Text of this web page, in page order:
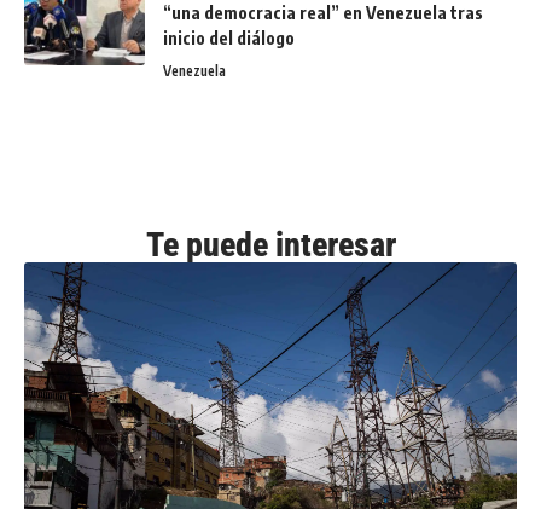
“una democracia real” en Venezuela tras
inicio del diálogo
Venezuela
Te puede interesar